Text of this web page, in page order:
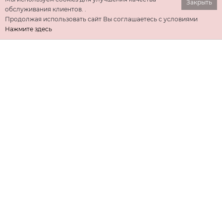
Закрыть
обслуживания клиентов. .
Продолжая использовать сайт Вы соглашаетесь с условиями
Нажмите здесь